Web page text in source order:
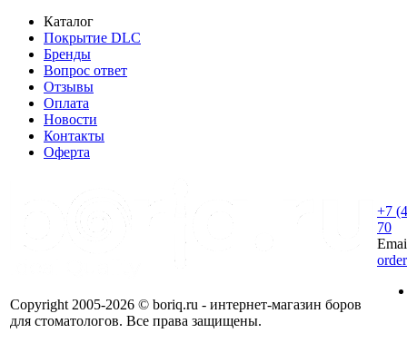
Каталог
Покрытие DLC
Бренды
Вопрос ответ
Отзывы
Оплата
Новости
Контакты
Оферта
Copyright 2005-2026 © boriq.ru - интернет-магазин боров
для стоматологов. Все права защищены.
+7
70